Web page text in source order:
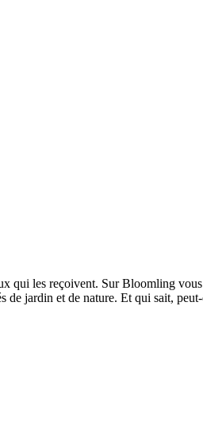
qui les reçoivent. Sur Bloomling
jardin et de nature. Et qui sait,